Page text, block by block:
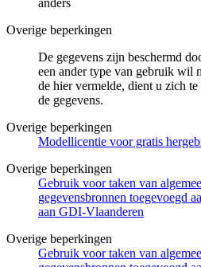
Overige beperkingen
De gegevens zijn beschermd
een ander type van gebruik wil
de hier vermelde, dient u zich
de gegevens.
Overige beperkingen
Modellicentie voor gratis
Overige beperkingen
Gebruik voor taken van
gegevensbronnen toegevoegd
aan GDI-Vlaanderen
Overige beperkingen
Gebruik voor taken van